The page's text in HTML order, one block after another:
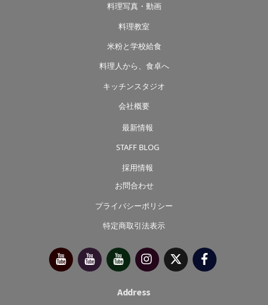
料理写真・動画
料理教室
米粉と学校給食
料理人から、食卓へ
キッチンスタジオ
会社概要
最新情報
STAFF BLOG
採用情報
お問合わせ
プライバシーポリシー
特定商取引法表示
今
別
府
べ
っ
ぷ
べ
っ
ぷ
き
InstagramX（旧
Twitter）
Address